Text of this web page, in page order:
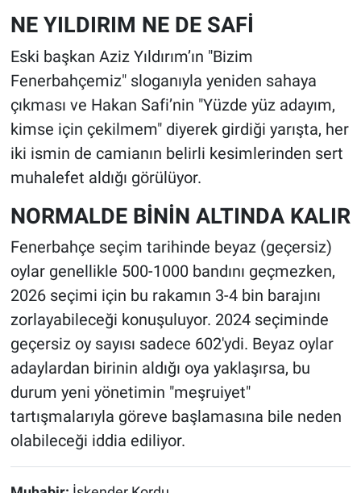
NE YILDIRIM NE DE SAFİ
Eski başkan Aziz Yıldırım’ın "Bizim
Fenerbahçemiz" sloganıyla yeniden sahaya
çıkması ve Hakan Safi’nin "Yüzde yüz adayım,
kimse için çekilmem" diyerek girdiği yarışta, her
iki ismin de camianın belirli kesimlerinden sert
muhalefet aldığı görülüyor.
NORMALDE BİNİN ALTINDA KALIR
Fenerbahçe seçim tarihinde beyaz (geçersiz)
oylar genellikle 500-1000 bandını geçmezken,
2026 seçimi için bu rakamın 3-4 bin barajını
zorlayabileceği konuşuluyor. 2024 seçiminde
geçersiz oy sayısı sadece 602'ydi. Beyaz oylar
adaylardan birinin aldığı oya yaklaşırsa, bu
durum yeni yönetimin "meşruiyet"
tartışmalarıyla göreve başlamasına bile neden
olabileceği iddia ediliyor.